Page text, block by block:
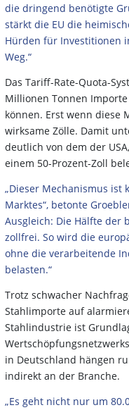
die dringend benötigte
stärkt die EU die
Hürden für Investitionen
Weg.“
Das Tariff-Rate-Quota-
Millionen Tonnen
können. Erst wenn diese
wirksame Zölle. Damit
deutlich von dem der
einem 50-Prozent-Zoll
„Dieser Mechanismus ist
Marktes“, betonte
Ausgleich: Die Hälfte der
zollfrei. So wird die
ohne die verarbeitende
belasten.“
Trotz schwacher
Stahlimporte auf
Stahlindustrie ist
in Deutschland hängen
indirekt an der Branche.
„Es geht nicht nur um